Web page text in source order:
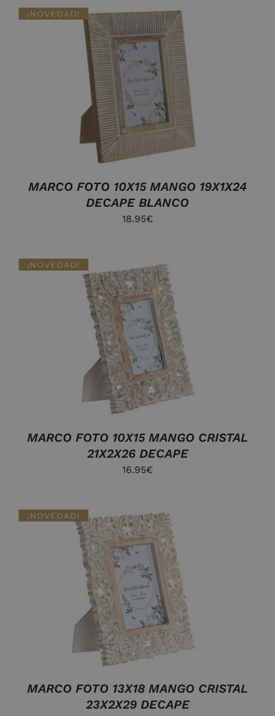
AÑADIR AL CARRITO
/
MARCO FOTO 10X15 MANGO 19X1X24
DECAPE BLANCO
18.95€
AÑADIR AL CARRITO
/
MARCO FOTO 10X15 MANGO CRISTAL
21X2X26 DECAPE
16.95€
DETALLES
MARCO FOTO 13X18 MANGO CRISTAL
23X2X29 DECAPE